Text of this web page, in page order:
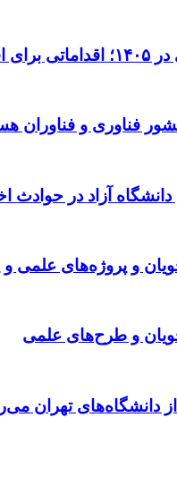
فناوری و فناوران
آزاد در حوادث
و پروژه‌های علمی
و طرح‌های علمی
دانشگاه‌های تهران